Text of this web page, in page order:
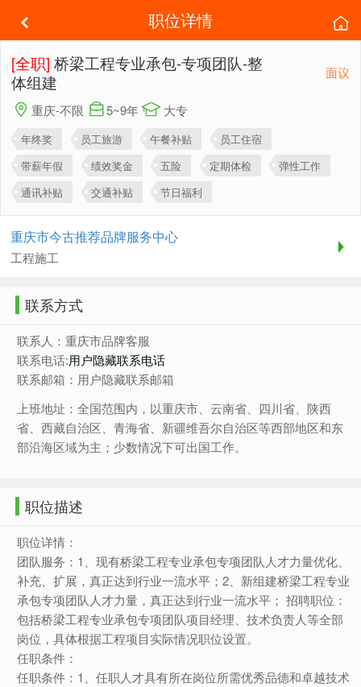
职位详情
[全职] 桥梁工程专业承包-专项团队-整
体组建
面议
重庆-不限 5~9年 大专
年终奖 员工旅游 午餐补贴
员工住宿
带薪年假
绩效奖金 五险 定期体检
弹性工作
通讯补贴
交通补贴 节日福利
重庆市今古推荐品牌服务中心
工程施工
联系方式
联系人：重庆市品牌客服
联系电话:用户隐藏联系电话
联系邮箱：用户隐藏联系邮箱
上班地址：全国范围内，以重庆市、云南省、四川省、陕西
省、西藏自治区、青海省、新疆维吾尔自治区等西部地区和东
部沿海区域为主；少数情况下可出国工作。
职位描述
职位详情：
团队服务：1、现有桥梁工程专业承包专项团队人才力量优化、
补充、扩展，真正达到行业一流水平；2、新组建桥梁工程专业
承包专项团队人才力量，真正达到行业一流水平； 招聘职位：
包括桥梁工程专业承包专项团队项目经理、技术负责人等全部
岗位，具体根据工程项目实际情况职位设置。
任职条件：
任职条件：1、任职人才具有所在岗位所需优秀品德和卓越技术